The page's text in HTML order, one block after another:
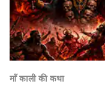
माँ काली की कथा